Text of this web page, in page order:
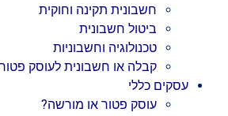
חשבונית תקינה וחוקית
ביטול חשבונית
טכנולוגיה וחשבוניות
קבלה או חשבונית לעוסק
עסקים כללי
עוסק פטור או מורשה?